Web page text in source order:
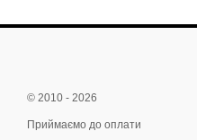
© 2010 - 2026
Приймаємо до оплати